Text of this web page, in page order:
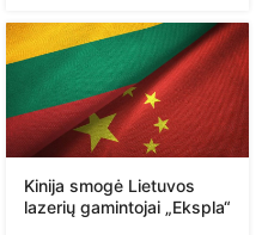
Kinija smogė Lietuvos
lazerių gamintojai „Ekspla“